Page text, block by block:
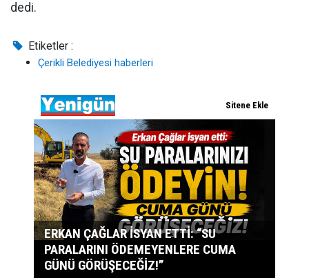
dedi.
Etiketler :
Çerikli Belediyesi haberleri